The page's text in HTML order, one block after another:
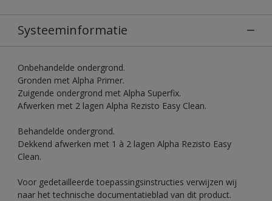
Systeeminformatie
Onbehandelde ondergrond.
Gronden met Alpha Primer.
Zuigende ondergrond met Alpha Superfix.
Afwerken met 2 lagen Alpha Rezisto Easy Clean.
Behandelde ondergrond.
Dekkend afwerken met 1 à 2 lagen Alpha Rezisto Easy
Clean.
Voor gedetailleerde toepassingsinstructies verwijzen wij
naar het technische documentatieblad van dit product.